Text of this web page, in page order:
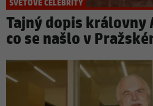
SVĚTOVÉ CELEBRITY
Tajný dopis královny
co se našlo v